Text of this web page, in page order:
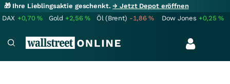
🎁 Ihre Lieblingsaktie geschenkt.→ Jetzt Depot eröffnen
DAX +0,70% Gold +2,56% Öl (Brent) -1,86% Dow Jones +0,25%